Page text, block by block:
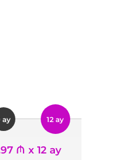
ay 12 ay
₼ x 12 ay